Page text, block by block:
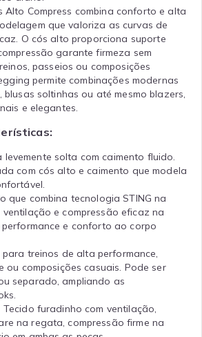
Alto Compress combina conforto e alta
que valoriza as curvas de
O cós alto proporciona suporte
garante firmeza sem
passeios ou composições
permite combinações modernas
blusas soltinhas ou até mesmo blazers,
e elegantes.
levemente solta com caimento fluido.
com cós alto e caimento que modela
que combina tecnologia STING na
e compressão eficaz na
e conforto ao corpo
para treinos de alta performance,
ou composições casuais. Pode ser
separado, ampliando as
Tecido furadinho com ventilação,
na regata, compressão firme na